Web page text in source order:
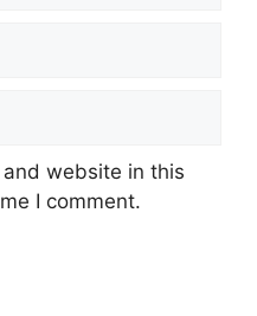
website in this
I comment.